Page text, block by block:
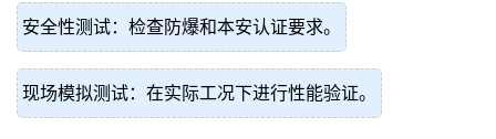
安全性测试：检查防爆和本安认证要求。
现场模拟测试：在实际工况下进行性能验证。